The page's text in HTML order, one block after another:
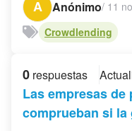
A
Anónimo/ 11
Crowdlending
0 respuestas
Las empresas de
comprueban si la